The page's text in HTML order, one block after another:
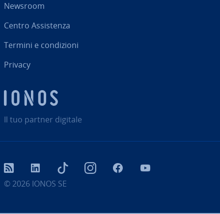
Il tuo partner digitale
Newsroom
Centro As­si­sten­za
Termini e con­di­zio­ni
Privacy
© 2026 IONOS SE
RSS LinkedIn tiktok InstagramFacebook